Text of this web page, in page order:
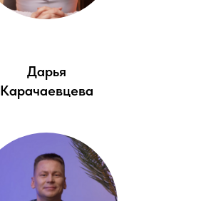
Дарья
Карачаевцева